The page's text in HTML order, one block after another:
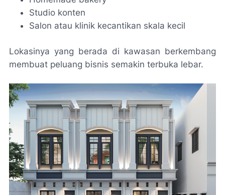
Studio konten
Salon atau klinik kecantikan skala kecil
Lokasinya yang berada di kawasan berkembang
membuat peluang bisnis semakin terbuka lebar.